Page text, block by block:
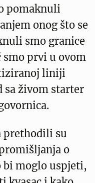
pomaknuli
onog što se
smo granice
smo prvi u ovom
liniji
sa živom starter
prethodili su
o
moglo uspjeti,